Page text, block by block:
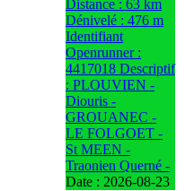
Distance : 63 km
Dénivelé : 476 m
Identifiant
Openrunner :
4417018 Descriptif
: PLOUVIEN -
Diouris -
GROUANEC -
LE FOLGOET -
St MEEN -
Traonien Querné -
Date : 2026-08-23